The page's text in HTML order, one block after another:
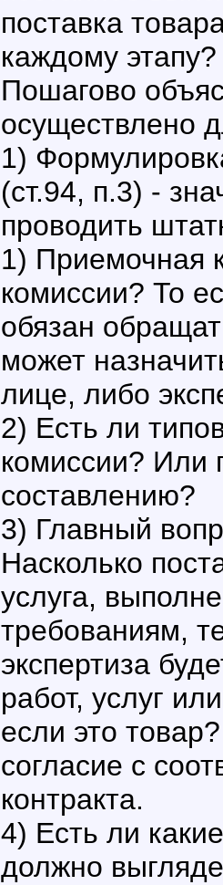
поставка
каждому этапу?
Пошагово
осуществлено
1)
(ст.94, п.3) -
проводить
1) Приемочная
комиссии? То
обязан
может
лице, либо
2) Есть ли
комиссии? Или
составлению?
3) Главный
Насколько
услуга,
требованиям,
экспертиза
работ, услуг
если это
согласие с
контракта.
4) Есть ли
должно